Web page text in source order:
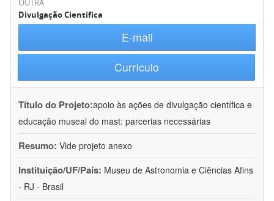
OUTRA
Divulgação Científica
E-mail
Currículo
Título do Projeto:apoio às ações de divulgação científica e
educação museal do mast: parcerias necessárias
Resumo: Vide projeto anexo
Instituição/UF/País: Museu de Astronomia e Ciências Afins
- RJ - Brasil